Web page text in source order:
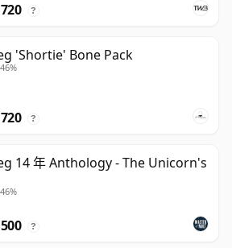
?
'Shortie' Bone Pack
?
14 年 Anthology - The Unicorn's
?